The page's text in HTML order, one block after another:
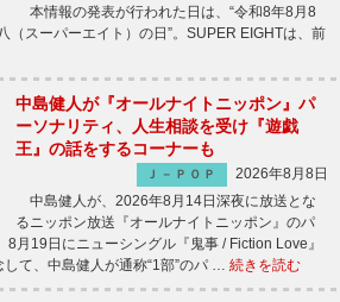
本情報の発表が行われた日は、“令和8年8月8
（スーパーエイト）の日”。SUPER EIGHTは、前
中島健人が『オールナイトニッポン』パ
ーソナリティ、人生相談を受け『遊戯
王』の話をするコーナーも
Ｊ－ＰＯＰ
2026年8月8日
中島健人が、2026年8月14日深夜に放送とな
るニッポン放送『オールナイトニッポン』のパ
19日にニューシングル『鬼事 / Fiction Love』
て、中島健人が通称“1部”のパ … 続きを読む